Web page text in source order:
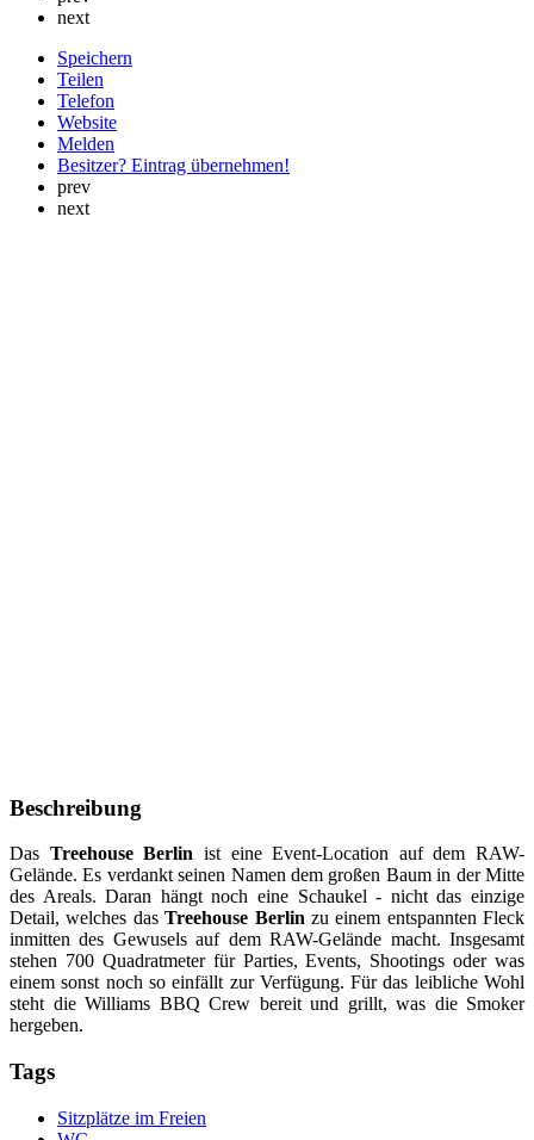
next
Speichern
Teilen
Telefon
Website
Melden
Besitzer? Eintrag übernehmen!
prev
next
Beschreibung
Das Treehouse Berlin ist eine Event-Location auf dem RAW-
Gelände. Es verdankt seinen Namen dem großen Baum in der Mitte
des Areals. Daran hängt noch eine Schaukel - nicht das einzige
Detail, welches dasTreehouse Berlin zu einem entspannten Fleck
inmitten des Gewusels auf dem RAW-Gelände macht. Insgesamt
stehen 700 Quadratmeter für Parties, Events, Shootings oder was
einem sonst noch so einfällt zur Verfügung. Für das leibliche Wohl
steht die Williams BBQ Crew bereit und grillt, was die Smoker
hergeben.
Tags
Sitzplätze im Freien